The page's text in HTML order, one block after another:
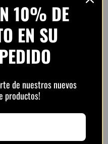
–
basado en 1.240
El envío
perfecta.
10% DE
EN SU
de nuestros nuevos
productos!